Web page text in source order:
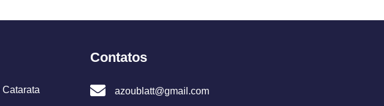
Contatos
azoublatt@gmail.com